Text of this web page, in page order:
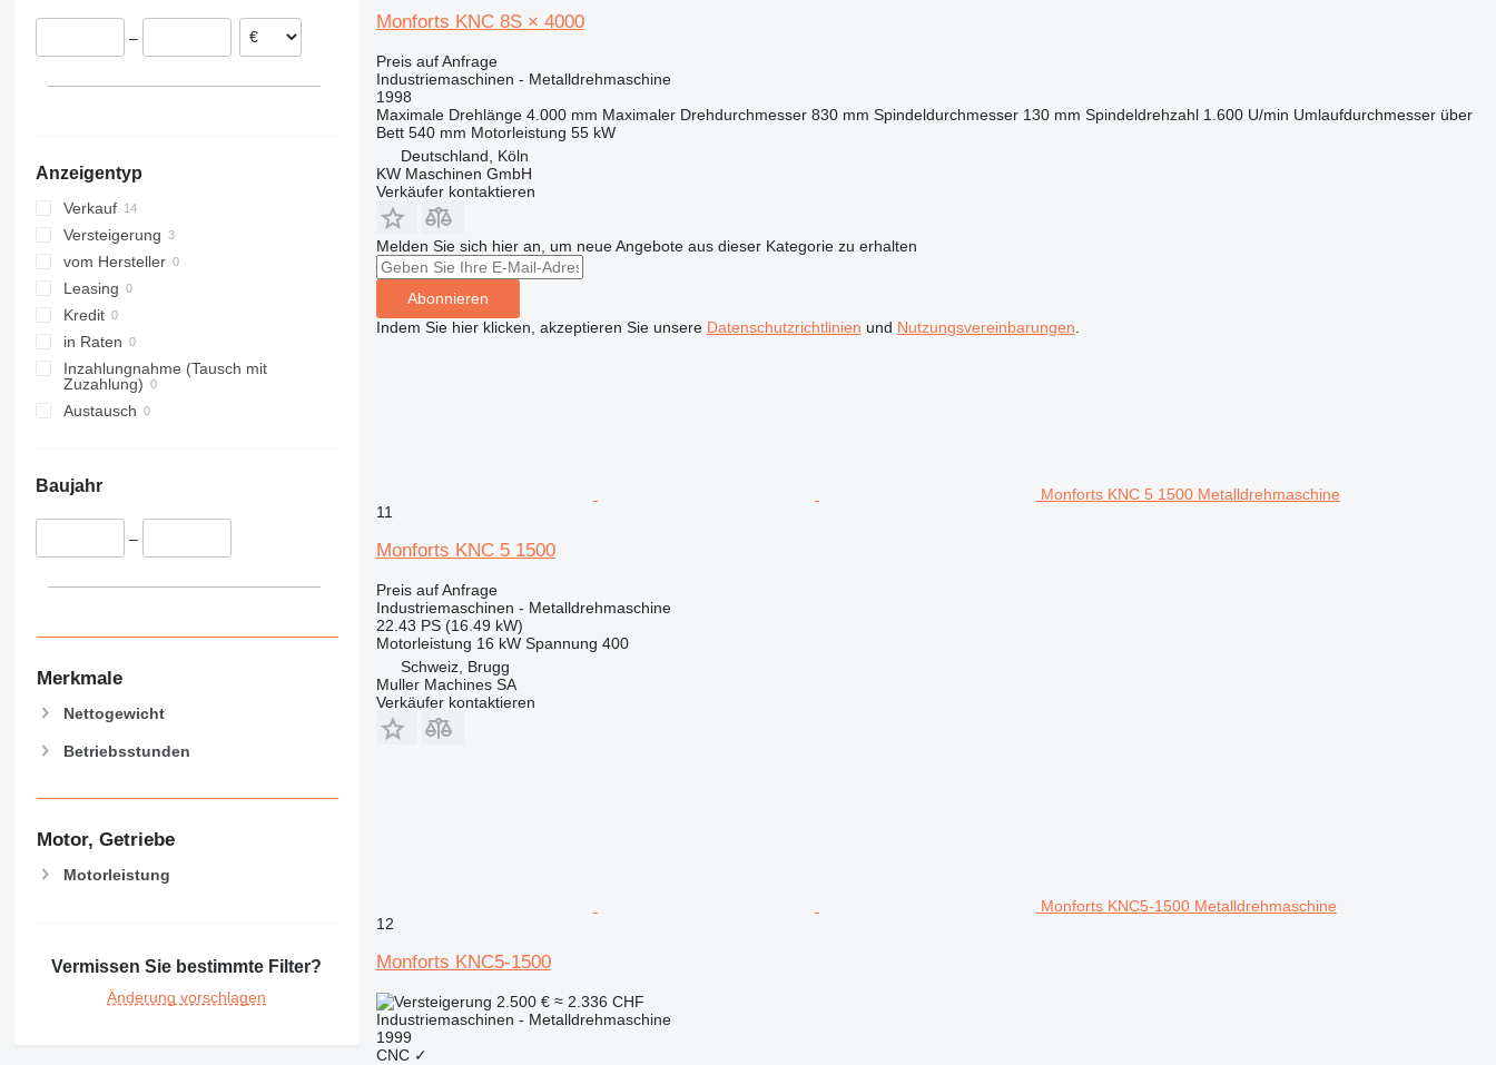
Frankreich
Belgien
–
Anzeigentyp
Verkauf
Versteigerung
vom Hersteller
Leasing
Kredit
in Raten
Inzahlungnahme (Tausch mit
Zuzahlung)
Austausch
Baujahr
–
Merkmale
Nettogewicht
Betriebsstunden
Motor, Getriebe
Motorleistung
Vermissen Sie bestimmte Filter?
Änderung vorschlagen
Monforts KNC 8S × 4000
Preis auf Anfrage
Industriemaschinen - Metalldrehmaschine
1998
Maximale Drehlänge 4.000 mm Maximaler Drehdurchmesser 830 mm Spindeldurchmesser 130 mm Spindeldrehzahl 1.600 U/min Umlaufdurchmesser über
Bett 540 mm Motorleistung 55 kW
Deutschland, Köln
KW Maschinen GmbH
Verkäufer kontaktieren
Melden Sie sich hier an, um neue Angebote aus dieser Kategorie zu erhalten
Abonnieren
Indem Sie hier klicken, akzeptieren Sie unsere Datenschutzrichtlinien und Nutzungsvereinbarungen
Monforts KNC 5 1500 Metalldrehmaschine
11
Monforts KNC 5 1500
Preis auf Anfrage
Industriemaschinen - Metalldrehmaschine
22.43 PS (16.49 kW)
Motorleistung 16 kW Spannung 400
Schweiz, Brugg
Muller Machines SA
Verkäufer kontaktieren
Monforts KNC5-1500 Metalldrehmaschine
12
Monforts KNC5-1500
2.500 € ≈ 2.336 CHF
Industriemaschinen - Metalldrehmaschine
1999
CNC ✓